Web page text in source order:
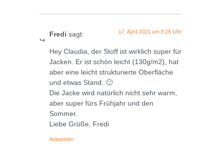
Fredi sagt: 17. April 2021 um 8:26 Uhr
Hey Claudia, der Stoff ist wirklich super für
Jacken. Er ist schön leicht (130g/m2), hat
aber eine leicht strukturierte Oberfläche
und etwas Stand. 🙂
Die Jacke wird natürlich nicht sehr warm,
aber super fürs Frühjahr und den
Sommer.
Liebe Grüße, Fredi
Antworten